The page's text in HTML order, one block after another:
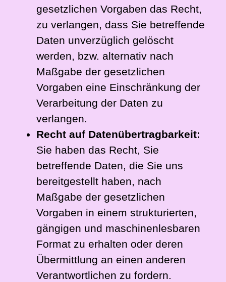
gesetzlichen Vorgaben das Recht,
zu verlangen, dass Sie betreffende
Daten unverzüglich gelöscht
werden, bzw. alternativ nach
Maßgabe der gesetzlichen
Vorgaben eine Einschränkung der
Verarbeitung der Daten zu
verlangen.
Recht auf Datenübertragbarkeit:
Sie haben das Recht, Sie
betreffende Daten, die Sie uns
bereitgestellt haben, nach
Maßgabe der gesetzlichen
Vorgaben in einem strukturierten,
gängigen und maschinenlesbaren
Format zu erhalten oder deren
Übermittlung an einen anderen
Verantwortlichen zu fordern.